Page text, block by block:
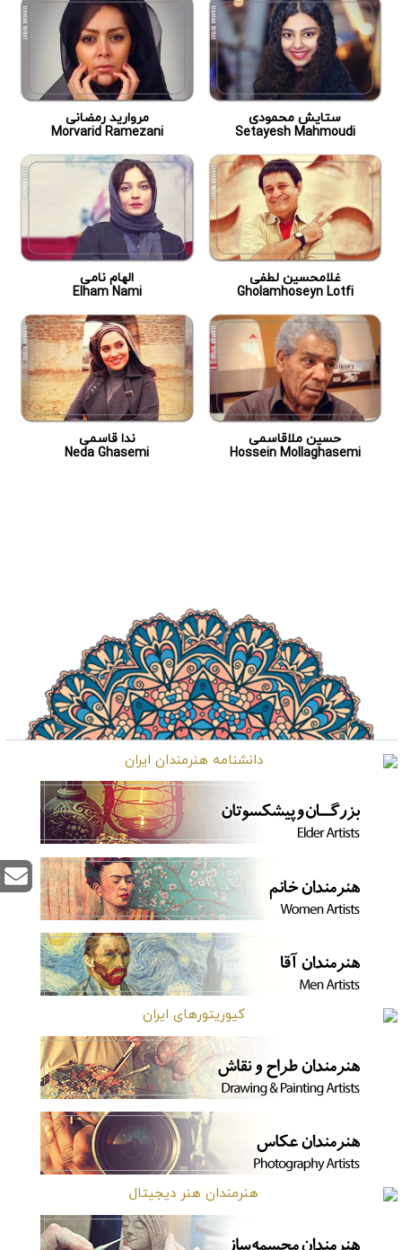
ستایش محمودی
Setayesh Mahmoudi
مروارید رمضانی
Morvarid Ramezani
غلامحسین لطفی
Gholamhoseyn Lotfi
الهام نامی
Elham Nami
حسین ملاقاسمی
Hossein Mollaghasemi
ندا قاسمی
Neda Ghasemi